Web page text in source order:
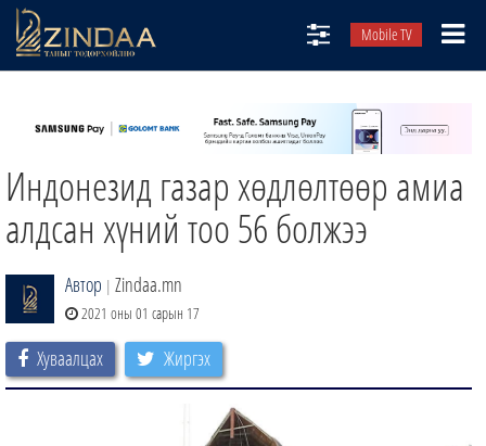
Mobile TV
ТВ8
ӨГЛӨӨНИЙ СОНИН
АУДИО ЗОХИОЛ
ЗИНДАА СЭТГҮҮЛ
Индонезид газар хөдлөлтөөр амиа
алдсан хүний тоо 56 болжээ
Автор | Zindaa.mn
2021 оны 01 сарын 17
Хуваалцах Жиргэх